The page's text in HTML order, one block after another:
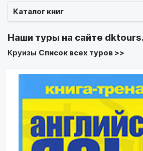
Каталог книг
Наши туры на сайте
Круизы Список всех туров >>